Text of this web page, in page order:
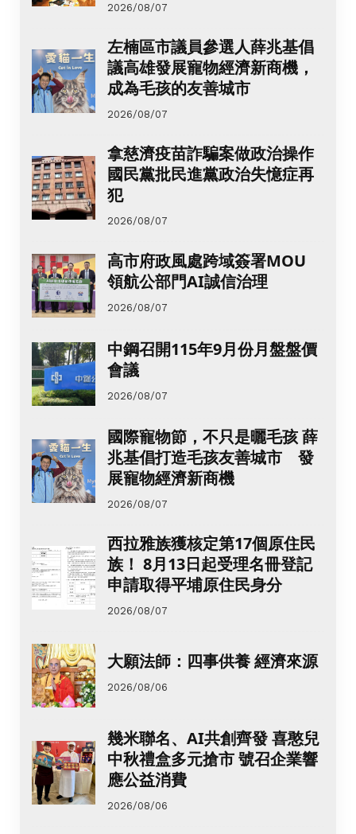
2026/08/07
左楠區市議員參選人薛兆基倡
議高雄發展寵物經濟新商機，
成為毛孩的友善城市
2026/08/07
拿慈濟疫苗詐騙案做政治操作
國民黨批民進黨政治失憶症再
犯
2026/08/07
高市府政風處跨域簽署MOU
領航公部門AI誠信治理
2026/08/07
中鋼召開115年9月份月盤盤價
會議
2026/08/07
國際寵物節，不只是曬毛孩 薛
兆基倡打造毛孩友善城市 發
展寵物經濟新商機
2026/08/07
西拉雅族獲核定第17個原住民
族！ 8月13日起受理名冊登記
申請取得平埔原住民身分
2026/08/07
大願法師：四事供養 經濟來源
2026/08/06
幾米聯名、AI共創齊發 喜憨兒
中秋禮盒多元搶市 號召企業響
應公益消費
2026/08/06